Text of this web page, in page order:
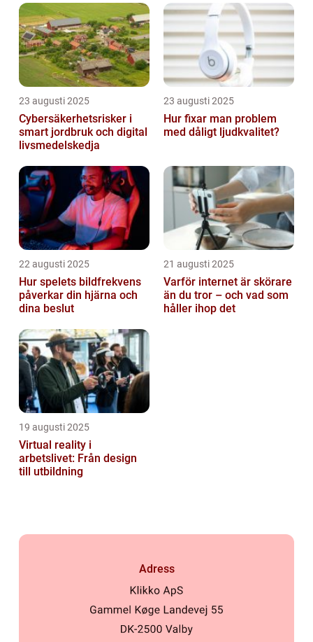
23 augusti 2025
Cybersäkerhetsrisker i
smart jordbruk och digital
livsmedelskedja
23 augusti 2025
Hur fixar man problem
med dåligt ljudkvalitet?
22 augusti 2025
Hur spelets bildfrekvens
påverkar din hjärna och
dina beslut
21 augusti 2025
Varför internet är skörare
än du tror – och vad som
håller ihop det
19 augusti 2025
Virtual reality i
arbetslivet: Från design
till utbildning
Adress